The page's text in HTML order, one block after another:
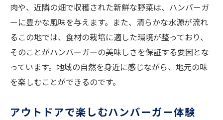
肉や、近隣の畑で収穫された新鮮な野菜は、ハンバーガ
ーに豊かな風味を与えます。また、清らかな水源が流れ
るこの地では、食材の栽培に適した環境が整っており、
そのことがハンバーガーの美味しさを保証する要因とな
っています。地域の自然を身近に感じながら、地元の味
を楽しむことができるのです。
アウトドアで楽しむハンバーガー体験